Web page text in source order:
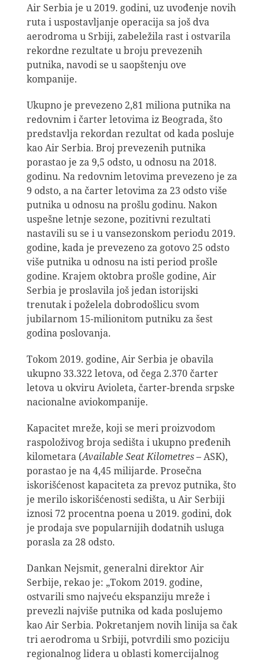
Air Serbia je u 2019. godini, uz uvođenje novih
ruta i uspostavljanje operacija sa još dva
aerodroma u Srbiji, zabeležila rast i ostvarila
rekordne rezultate u broju prevezenih
putnika, navodi se u saopštenju ove
kompanije.
Ukupno je prevezeno 2,81 miliona putnika na
redovnim i čarter letovima iz Beograda, što
predstavlja rekordan rezultat od kada posluje
kao Air Serbia. Broj prevezenih putnika
porastao je za 9,5 odsto, u odnosu na 2018.
godinu. Na redovnim letovima prevezeno je za
9 odsto, a na čarter letovima za 23 odsto više
putnika u odnosu na prošlu godinu. Nakon
uspešne letnje sezone, pozitivni rezultati
nastavili su se i u vansezonskom periodu 2019.
godine, kada je prevezeno za gotovo 25 odsto
više putnika u odnosu na isti period prošle
godine. Krajem oktobra prošle godine, Air
Serbia je proslavila još jedan istorijski
trenutak i poželela dobrodošlicu svom
jubilarnom 15-milionitom putniku za šest
godina poslovanja.
Tokom 2019. godine, Air Serbia je obavila
ukupno 33.322 letova, od čega 2.370 čarter
letova u okviru Avioleta, čarter-brenda srpske
nacionalne aviokompanije.
Kapacitet mreže, koji se meri proizvodom
raspoloživog broja sedišta i ukupno pređenih
kilometara (Available Seat Kilometres– ASK),
porastao je na 4,45 milijarde. Prosečna
iskorišćenost kapaciteta za prevoz putnika, što
je merilo iskorišćenosti sedišta, u Air Serbiji
iznosi 72 procentna poena u 2019. godini, dok
je prodaja sve popularnijih dodatnih usluga
porasla za 28 odsto.
Dankan Nejsmit, generalni direktor Air
Serbije, rekao je: „Tokom 2019. godine,
ostvarili smo najveću ekspanziju mreže i
prevezli najviše putnika od kada poslujemo
kao Air Serbia. Pokretanjem novih linija sa čak
tri aerodroma u Srbiji, potvrdili smo poziciju
regionalnog lidera u oblasti komercijalnog